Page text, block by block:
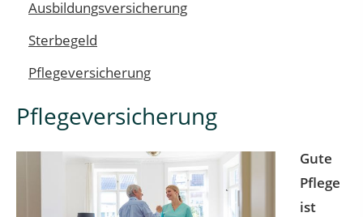
Ausbildungsversicherung
Sterbegeld
Pflegeversicherung
Pflegeversicherung
Gute
Pflege
ist